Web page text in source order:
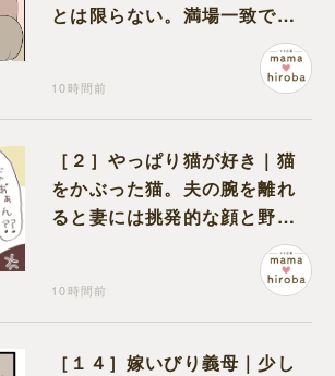
とは限らない。満場一致でコ
ワいと認定された意外な体験
10時間前
［２］やっぱり猫が好き｜猫
をかぶった猫。夫の腕を離れ
ると妻には挑発的な顔と野太
10時間前
［１４］嫁いびり義母｜少し